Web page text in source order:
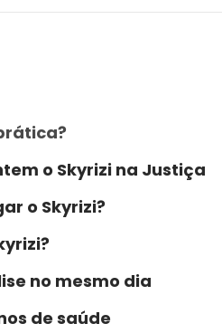
o Skyrizi na Justiça
o Skyrizi?
no mesmo dia
de saúde